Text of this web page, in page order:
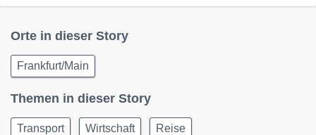
Orte in dieser Story
Frankfurt/Main
Themen in dieser Story
Transport Wirtschaft Reise